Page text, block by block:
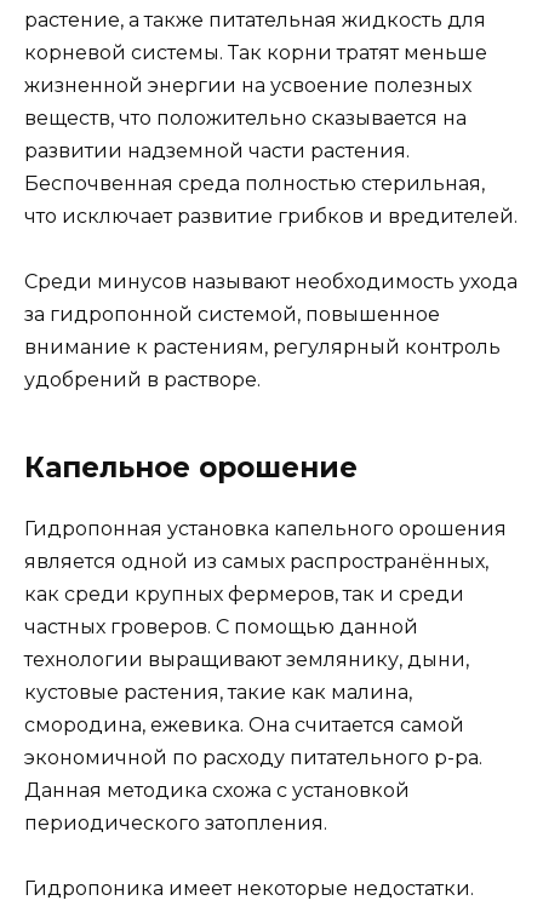
растение, а также питательная жидкость для
корневой системы. Так корни тратят меньше
жизненной энергии на усвоение полезных
веществ, что положительно сказывается на
развитии надземной части растения.
Беспочвенная среда полностью стерильная,
что исключает развитие грибков и вредителей.
Среди минусов называют необходимость ухода
за гидропонной системой, повышенное
внимание к растениям, регулярный контроль
удобрений в растворе.
Капельное орошение
Гидропонная установка капельного орошения
является одной из самых распространённых,
как среди крупных фермеров, так и среди
частных гроверов. С помощью данной
технологии выращивают землянику, дыни,
кустовые растения, такие как малина,
смородина, ежевика. Она считается самой
экономичной по расходу питательного р-ра.
Данная методика схожа с установкой
периодического затопления.
Гидропоника имеет некоторые недостатки.